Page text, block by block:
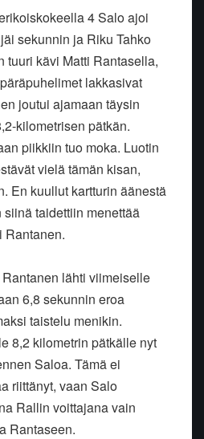
4 Salo ajoi
sekunnin ja Riku Tahko
tuuri kävi Matti Rantasella,
lakkasivat
joutui ajamaan täysin
kilometrisen pätkän.
piikkiin tuo moka. Luotin
vielä tämän kisan,
En kuullut kartturin äänestä
taidettiin menettää
Rantanen.
lähti viimeiselle
6,8 sekunnin eroa
taistelu menikin.
8,2 kilometrin pätkälle nyt
Saloa. Tämä ei
riittänyt, vaan Salo
Rallin voittajana vain
Rantaseen.